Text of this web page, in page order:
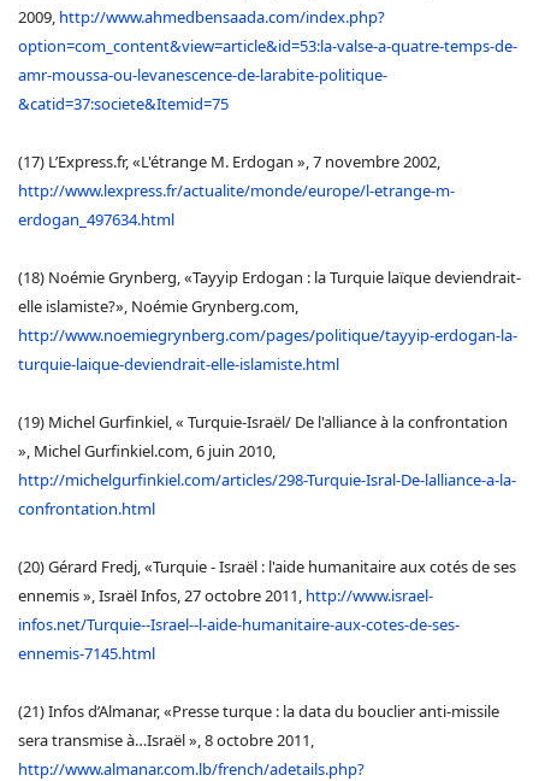
2009, http://www.ahmedbensaada.com/index.php?
option=com_content&view=article&id=53:la-valse-a-quatre-temps-de-
amr-moussa-ou-levanescence-de-larabite-politique-
&catid=37:societe&Itemid=75
(17) L’Express.fr, «L'étrange M. Erdogan », 7 novembre 2002,
http://www.lexpress.fr/actualite/monde/europe/l-etrange-m-
erdogan_497634.html
(18) Noémie Grynberg, «Tayyip Erdogan : la Turquie laïque deviendrait-
elle islamiste?», Noémie Grynberg.com,
http://www.noemiegrynberg.com/pages/politique/tayyip-erdogan-la-
turquie-laique-deviendrait-elle-islamiste.html
(19) Michel Gurfinkiel, « Turquie-Israël/ De l'alliance à la confrontation
», Michel Gurfinkiel.com, 6 juin 2010,
http://michelgurfinkiel.com/articles/298-Turquie-Isral-De-lalliance-a-la-
confrontation.html
(20) Gérard Fredj, «Turquie - Israël : l'aide humanitaire aux cotés de ses
ennemis », Israël Infos, 27 octobre 2011, http://www.israel-
infos.net/Turquie--Israel--l-aide-humanitaire-aux-cotes-de-ses-
ennemis-7145.html
(21) Infos d’Almanar, «Presse turque : la data du bouclier anti-missile
sera transmise à…Israël », 8 octobre 2011,
http://www.almanar.com.lb/french/adetails.php?